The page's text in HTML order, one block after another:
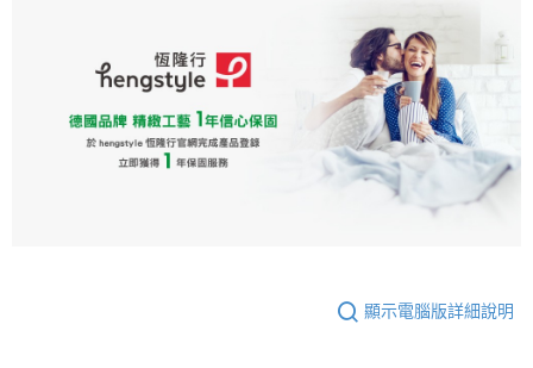
顯示電腦版詳細說明